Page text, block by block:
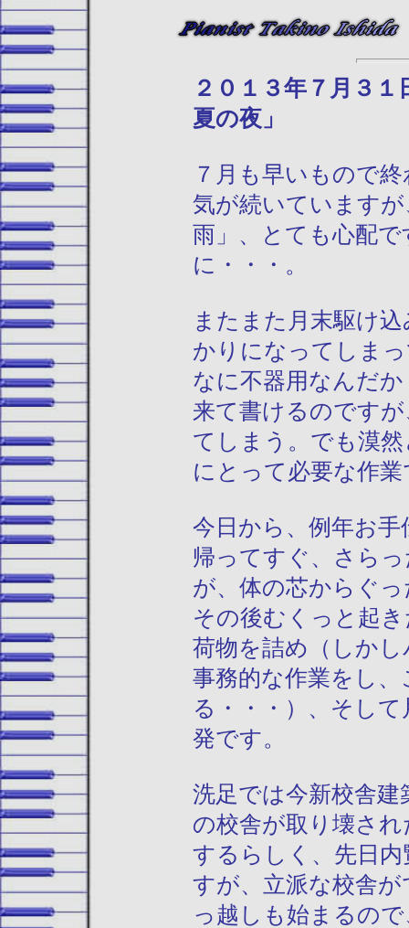
２０１３年
夏の夜」
７月も早いもので
気が続いています
雨」、とても心配
に・・・。
またまた月末駆け
かりになってしま
なに不器用なんだ
来て書けるのです
てしまう。でも漠
にとって必要な作
今日から、例年お
帰ってすぐ、さら
が、体の芯からぐ
その後むくっと起
荷物を詰め（しか
事務的な作業をし
る・・・）、そし
発です。
洗足では今新校舎
の校舎が取り壊さ
するらしく、先日
すが、立派な校舎
っ越しも始まるの